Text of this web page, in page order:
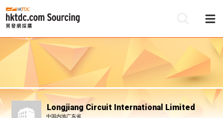
Longjiang Circuit International Limited
中国内地广东省